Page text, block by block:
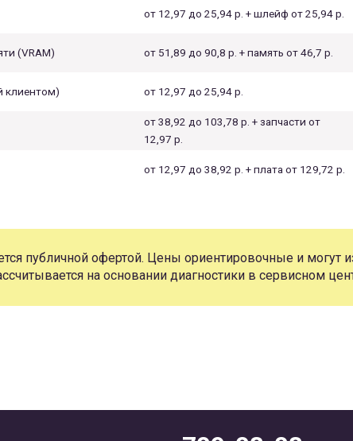
от 12,97 до 25,94 р. + шлейф от 25,94 р.
(VRAM) от 51,89 до 90,8 р. + память от 46,7 р.
клиентом) от 12,97 до 25,94 р.
от 38,92 до 103,78 р. + запчасти от
12,97 р.
от 12,97 до 38,92 р. + плата от 129,72 р.
публичной офертой. Цены ориентировочные и могут
на основании диагностики в сервисном